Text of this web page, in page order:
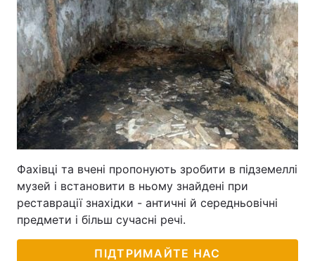
Тема оформлення
Фахівці та вчені пропонують зробити в підземеллі
музей і встановити в ньому знайдені при
реставрації знахідки - античні й середньовічні
предмети і більш сучасні речі.
ПІДТРИМАЙТЕ НАС